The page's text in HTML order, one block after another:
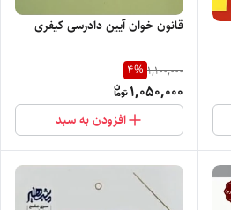
قانون خوان آیین دادرسی کیفری
1,100,000
4%
1,050,000
افزودن به سبد